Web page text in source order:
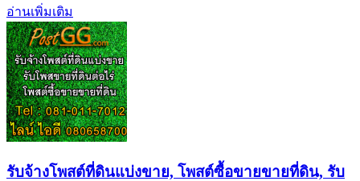
อ่านเพิ่มเติม
รับจ้างโพสต์ที่ดินแบ่งขาย, โพสต์ซื้อขายขายที่ดิน, รับ